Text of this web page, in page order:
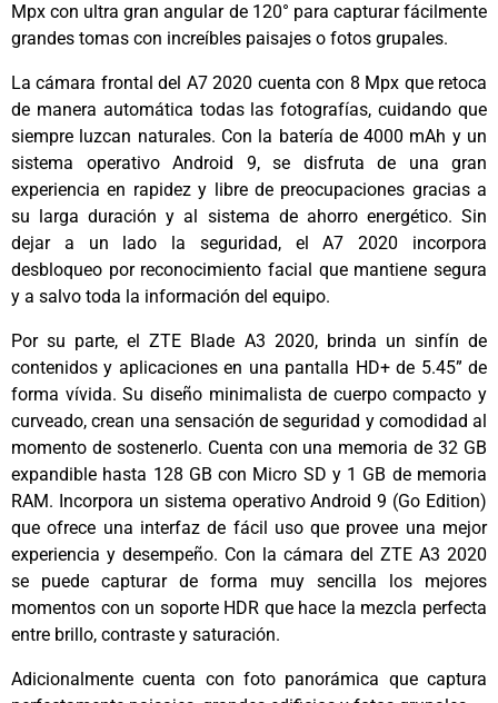
Mpx con ultra gran angular de 120° para capturar fácilmente
grandes tomas con increíbles paisajes o fotos grupales.
La cámara frontal del A7 2020 cuenta con 8 Mpx que retoca
de manera automática todas las fotografías, cuidando que
siempre luzcan naturales. Con la batería de 4000 mAh y un
sistema operativo Android 9, se disfruta de una gran
experiencia en rapidez y libre de preocupaciones gracias a
su larga duración y al sistema de ahorro energético. Sin
dejar a un lado la seguridad, el A7 2020 incorpora
desbloqueo por reconocimiento facial que mantiene segura
y a salvo toda la información del equipo.
Por su parte, el ZTE Blade A3 2020, brinda un sinfín de
contenidos y aplicaciones en una pantalla HD+ de 5.45” de
forma vívida. Su diseño minimalista de cuerpo compacto y
curveado, crean una sensación de seguridad y comodidad al
momento de sostenerlo. Cuenta con una memoria de 32 GB
expandible hasta 128 GB con Micro SD y 1 GB de memoria
RAM. Incorpora un sistema operativo Android 9 (Go Edition)
que ofrece una interfaz de fácil uso que provee una mejor
experiencia y desempeño. Con la cámara del ZTE A3 2020
se puede capturar de forma muy sencilla los mejores
momentos con un soporte HDR que hace la mezcla perfecta
entre brillo, contraste y saturación.
Adicionalmente cuenta con foto panorámica que captura